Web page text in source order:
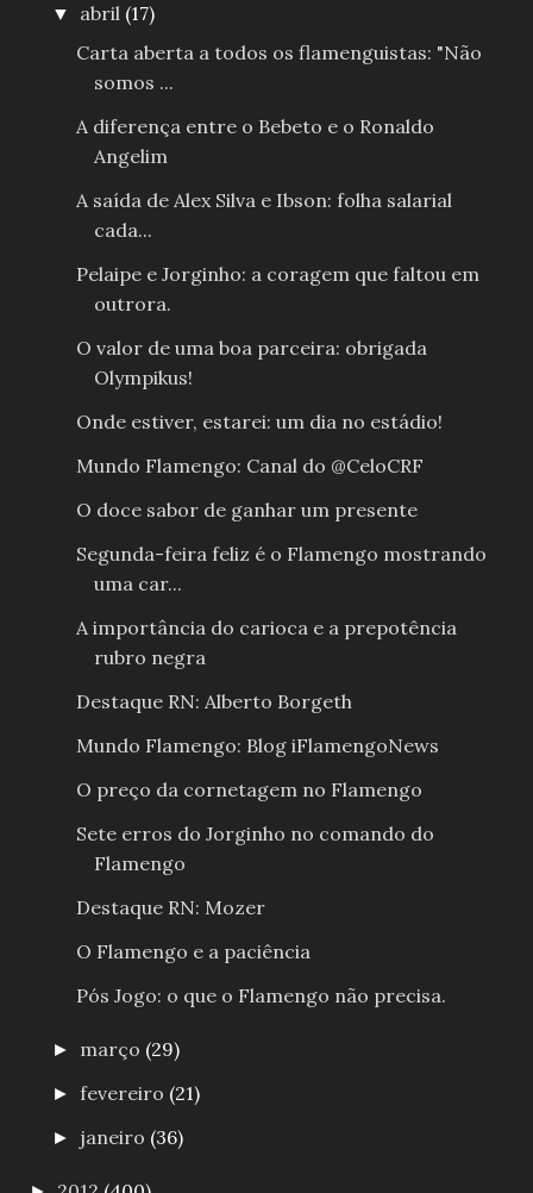
▼ abril (17)
Carta aberta a todos os flamenguistas: "Não
somos ...
A diferença entre o Bebeto e o Ronaldo
Angelim
A saída de Alex Silva e Ibson: folha salarial
cada...
Pelaipe e Jorginho: a coragem que faltou em
outrora.
O valor de uma boa parceira: obrigada
Olympikus!
Onde estiver, estarei: um dia no estádio!
Mundo Flamengo: Canal do @CeloCRF
O doce sabor de ganhar um presente
Segunda-feira feliz é o Flamengo mostrando
uma car...
A importância do carioca e a prepotência
rubro negra
Destaque RN: Alberto Borgeth
Mundo Flamengo: Blog iFlamengoNews
O preço da cornetagem no Flamengo
Sete erros do Jorginho no comando do
Flamengo
Destaque RN: Mozer
O Flamengo e a paciência
Pós Jogo: o que o Flamengo não precisa.
► março (29)
►fevereiro (21)
► janeiro (36)